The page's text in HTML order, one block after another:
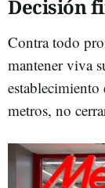
Decisión
Contra todo
mantener viva
establecimiento
metros, no